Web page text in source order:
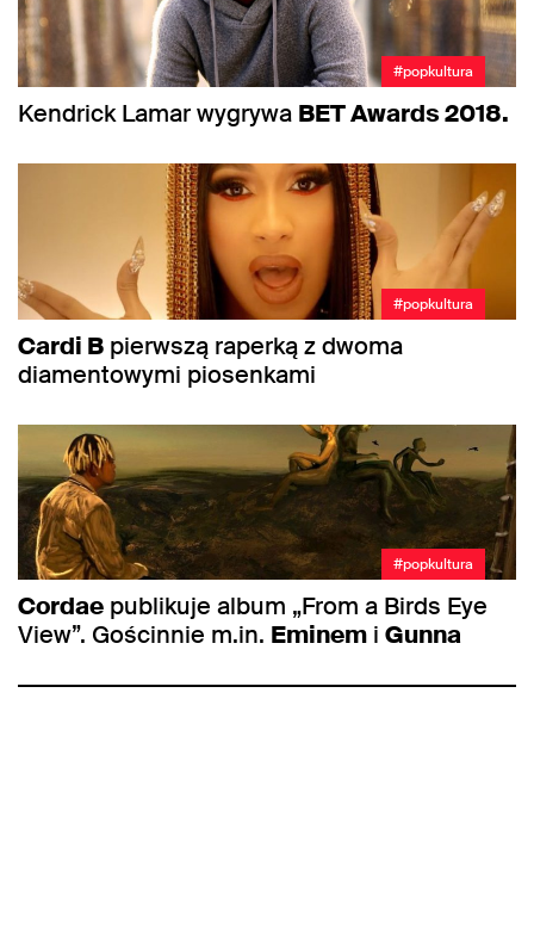
#popkultura
Kendrick Lamar wygrywa BET Awards 2018.
#popkultura
Cardi B pierwszą raperką z dwoma
diamentowymi piosenkami
#popkultura
Cordae publikuje album „From a Birds Eye
View”. Gościnnie m.in. Eminem i Gunna